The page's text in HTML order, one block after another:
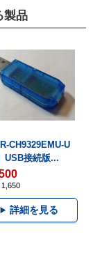
製品
CH9329EMU-U
USB接続版...
詳細を見る